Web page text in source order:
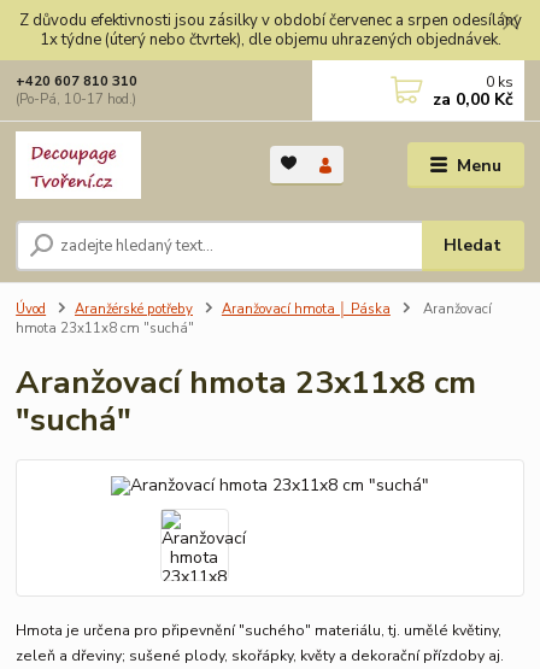
Z důvodu efektivnosti jsou zásilky v období červenec a srpen odesílány
1x týdne (úterý nebo čtvrtek), dle objemu uhrazených objednávek.
Menu
Hledat
+420 607 810 310
(Po-Pá, 10-17 hod.)
0 ks
za 0,00 Kč
Úvod Aranžérské potřeby Aranžovací hmota │ Páska
Aranžovací
hmota 23x11x8 cm "suchá"
Aranžovací hmota 23x11x8 cm
"suchá"
Hmota je určena pro připevnění "suchého" materiálu, tj. umělé květiny,
zeleň a dřeviny; sušené plody, skořápky, květy a dekorační přízdoby aj.